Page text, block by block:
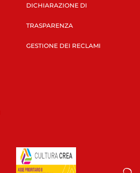
DICHIARAZIONE DI
TRASPARENZA
GESTIONE DEI RECLAMI